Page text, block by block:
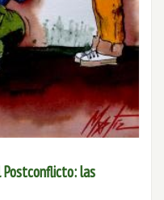
Postconflicto: las